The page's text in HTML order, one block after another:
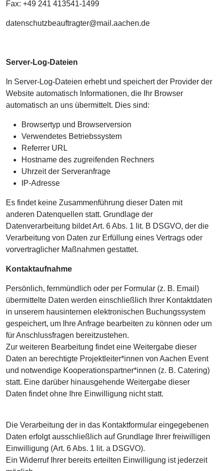
Fax: +49 241 413541-1499
datenschutzbeauftragter@mail.aachen.de
Server-Log-Dateien
In Server-Log-Dateien erhebt und speichert der Provider der
Website automatisch Informationen, die Ihr Browser
automatisch an uns übermittelt. Dies sind:
Browsertyp und Browserversion
Verwendetes Betriebssystem
Referrer URL
Hostname des zugreifenden Rechners
Uhrzeit der Serveranfrage
IP-Adresse
Es findet keine Zusammenführung dieser Daten mit
anderen Datenquellen statt. Grundlage der
Datenverarbeitung bildet Art. 6 Abs. 1 lit. B DSGVO, der die
Verarbeitung von Daten zur Erfüllung eines Vertrags oder
vorvertraglicher Maßnahmen gestattet.
Kontaktaufnahme
Persönlich, fernmündlich oder per Formular (z. B. Email)
übermittelte Daten werden einschließlich Ihrer Kontaktdaten
in unserem hausinternen elektronischen Buchungssystem
gespeichert, um Ihre Anfrage bearbeiten zu können oder um
für Anschlussfragen bereitzustehen.
Zur weiteren Bearbeitung findet eine Weitergabe dieser
Daten an berechtigte Projektleiter*innen von Aachen Event
und notwendige Kooperationspartner*innen (z. B. Catering)
statt. Eine darüber hinausgehende Weitergabe dieser
Daten findet ohne Ihre Einwilligung nicht statt.
Die Verarbeitung der in das Kontaktformular eingegebenen
Daten erfolgt ausschließlich auf Grundlage Ihrer freiwilligen
Einwilligung (Art. 6 Abs. 1 lit. a DSGVO).
Ein Widerruf Ihrer bereits erteilten Einwilligung ist jederzeit